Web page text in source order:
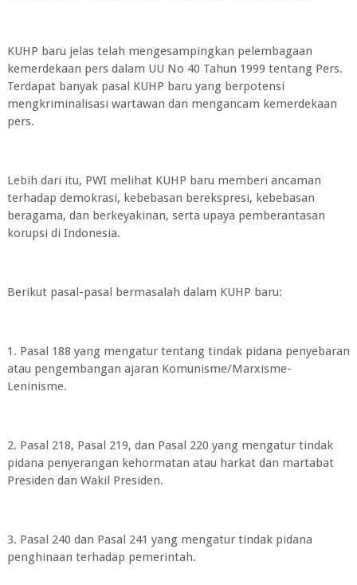
KUHP baru jelas telah mengesampingkan pelembagaan
kemerdekaan pers dalam UU No 40 Tahun 1999 tentang Pers.
Terdapat banyak pasal KUHP baru yang berpotensi
mengkriminalisasi wartawan dan mengancam kemerdekaan
pers.
Lebih dari itu, PWI melihat KUHP baru memberi ancaman
terhadap demokrasi, kebebasan berekspresi, kebebasan
beragama, dan berkeyakinan, serta upaya pemberantasan
korupsi di Indonesia.
Berikut pasal-pasal bermasalah dalam KUHP baru:
1. Pasal 188 yang mengatur tentang tindak pidana penyebaran
atau pengembangan ajaran Komunisme/Marxisme-
Leninisme.
2. Pasal 218, Pasal 219, dan Pasal 220 yang mengatur tindak
pidana penyerangan kehormatan atau harkat dan martabat
Presiden dan Wakil Presiden.
3. Pasal 240 dan Pasal 241 yang mengatur tindak pidana
penghinaan terhadap pemerintah.